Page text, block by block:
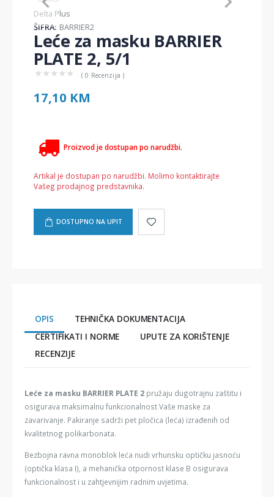
Item
1
of
1
Delta Plus
ŠIFRA: BARRIER2
Leće za masku BARRIER
PLATE 2, 5/1
★ ★ ★ ★ ★ ( 0 Recenzija )
17,10 KM
Proizvod je dostupan po narudžbi.
Artikal je dostupan po narudžbi. Molimo kontaktirajte
Vašeg prodajnog predstavnika.
DOSTUPNO NA UPIT
OPIS
TEHNIČKA DOKUMENTACIJA
CERTIFIKATI I NORME
UPUTE ZA KORIŠTENJE
RECENZIJE
Leće za masku BARRIER PLATE 2 pružaju dugotrajnu zaštitu i
osigurava maksimalnu funkcionalnost Vaše maske za
zavarivanje. Pakiranje sadrži pet pločica (leća) izrađenih od
kvalitetnog polikarbonata.
Bezbojna ravna monoblok leća nudi vrhunsku optičku jasnoću
(optička klasa I), a mehanička otpornost klase B osigurava
funkcionalnost i u zahtjevnijim radnim uvjetima.